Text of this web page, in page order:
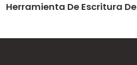
Herramienta De Escritura De